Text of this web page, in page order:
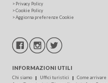
> Privacy Policy
>Cookie Policy
>Aggiorna preferenze Cookie
INFORMAZIONI UTILI
Chi siamo Uffici turistici Come arrivare